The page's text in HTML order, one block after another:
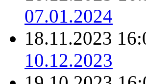
07.01.2024
18.11.2023
10.12.2023